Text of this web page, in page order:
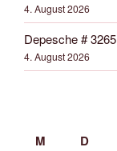
4. August 2026
Depesche #
4. August 2026
M D